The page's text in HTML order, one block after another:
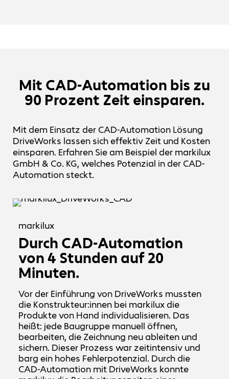
Mit CAD-Automation bis zu
90 Prozent Zeit einsparen.
Mit dem Einsatz der CAD-Automation Lösung
DriveWorks lassen sich effektiv Zeit und Kosten
einsparen. Erfahren Sie am Beispiel der markilux
GmbH & Co. KG, welches Potenzial in der CAD-
Automation steckt.
markilux
Durch CAD-Automation
von 4 Stunden auf 20
Minuten.
Vor der Einführung von DriveWorks mussten
die Konstrukteur:innen bei markilux die
Produkte von Hand individualisieren. Das
heißt: jede Baugruppe manuell öffnen,
bearbeiten, die Zeichnung neu ableiten und
sichern. Dieser Prozess war zeitintensiv und
barg ein hohes Fehlerpotenzial. Durch die
CAD-Automation mit DriveWorks konnte